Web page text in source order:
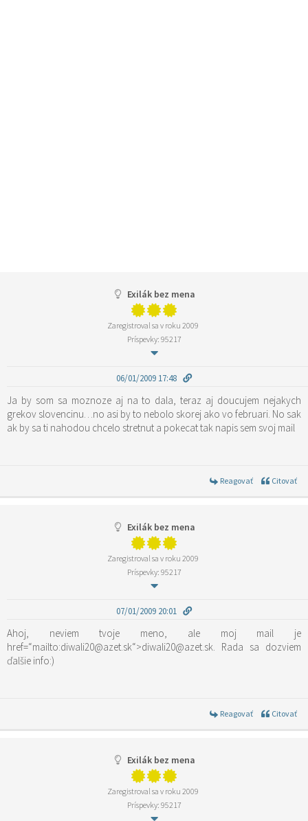
Exilák bez mena
Zaregistroval sa v roku 2009
Príspevky: 95217
06/01/2009 17:48
Ja by som sa moznoze aj na to dala, teraz aj doucujem nejakych
grekov slovencinu…no asi by to nebolo skorej ako vo februari. No sak
ak by sa ti nahodou chcelo stretnut a pokecat tak napis sem svoj mail
Reagovať Citovať
Exilák bez mena
Zaregistroval sa v roku 2009
Príspevky: 95217
07/01/2009 20:01
Ahoj, neviem tvoje meno, ale moj mail je
href=“mailto:diwali20@azet.sk“>diwali20@azet.sk. Rada sa dozviem
ďalšie info:)
Reagovať Citovať
Exilák bez mena
Zaregistroval sa v roku 2009
Príspevky: 95217